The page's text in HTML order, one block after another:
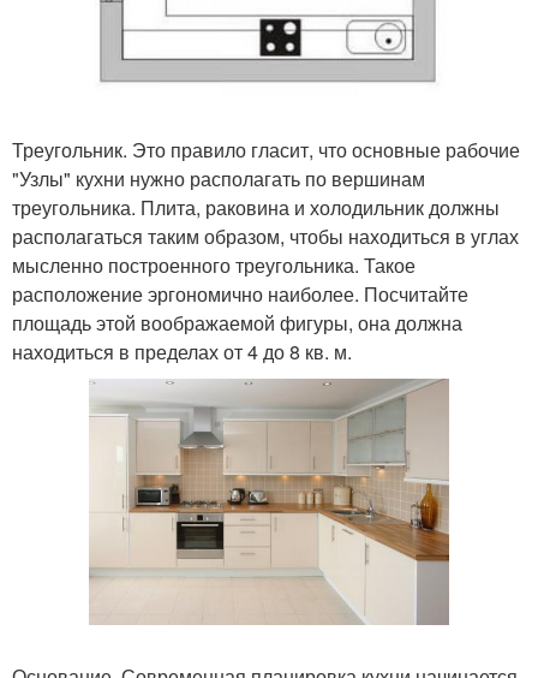
Треугольник. Это правило гласит, что основные рабочие
"Узлы" кухни нужно располагать по вершинам
треугольника. Плита, раковина и холодильник должны
располагаться таким образом, чтобы находиться в углах
мысленно построенного треугольника. Такое
расположение эргономично наиболее. Посчитайте
площадь этой воображаемой фигуры, она должна
находиться в пределах от 4 до 8 кв. м.